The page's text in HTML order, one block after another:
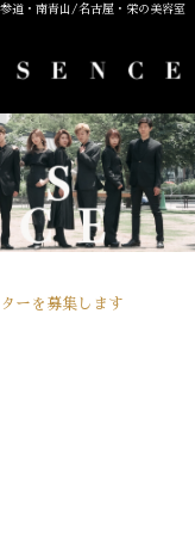
道・南青山/名古屋・栄の美容室
ーを募集します